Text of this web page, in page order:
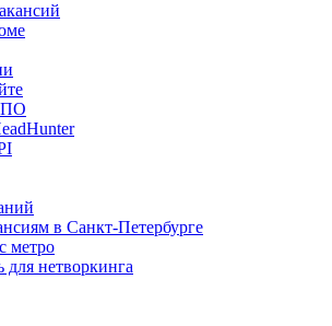
ПО
в Санкт-Петербурге
метро
для нетворкинга